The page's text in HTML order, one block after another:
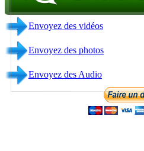
Envoyez des Audio